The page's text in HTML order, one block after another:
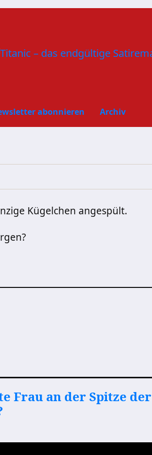
abonnieren Archiv
Kügelchen angespült.
Frau an der Spitze der